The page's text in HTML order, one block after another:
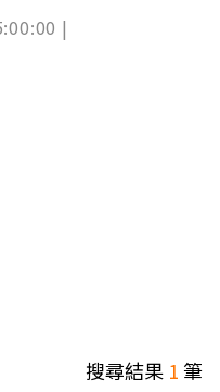
|
搜尋結果 1筆